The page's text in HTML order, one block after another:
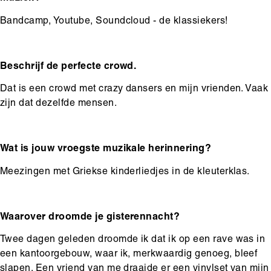
Bandcamp, Youtube, Soundcloud - de klassiekers!
Beschrijf de perfecte crowd.
Dat is een crowd met crazy dansers en mijn vrienden. Vaak
zijn dat dezelfde mensen.
Wat is jouw vroegste muzikale herinnering?
Meezingen met Griekse kinderliedjes in de kleuterklas.
Waarover droomde je gisterennacht?
Twee dagen geleden droomde ik dat ik op een rave was in
een kantoorgebouw, waar ik, merkwaardig genoeg, bleef